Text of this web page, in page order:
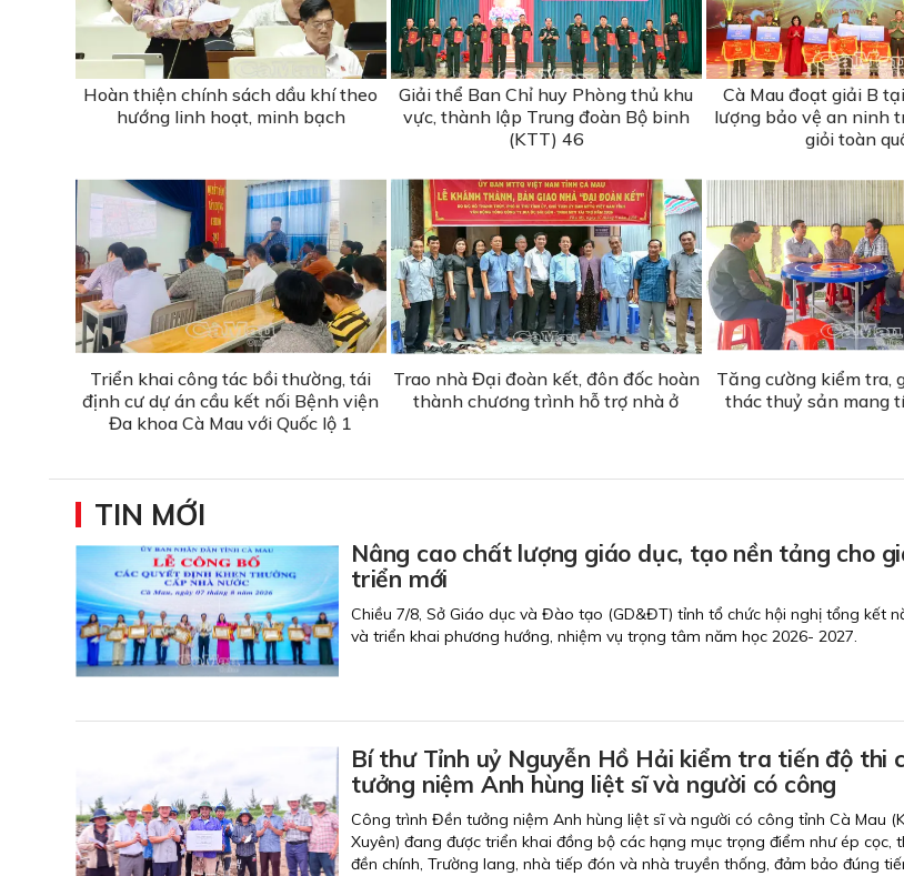
Hoàn thiện chính sách dầu khí theo
hướng linh hoạt, minh bạch
Giải thể Ban Chỉ huy Phòng thủ khu
vực, thành lập Trung đoàn Bộ binh
(KTT) 46
Cà Mau đoạt giải B
lượng bảo vệ an ninh
giỏi toàn
Triển khai công tác bồi thường, tái
định cư dự án cầu kết nối Bệnh viện
Đa khoa Cà Mau với Quốc lộ 1
Trao nhà Đại đoàn kết, đôn đốc hoàn
thành chương trình hỗ trợ nhà ở
Tăng cường kiểm tra,
thác thuỷ sản mang
TIN MỚI
Nâng cao chất lượng giáo dục, tạo nền tảng cho
triển mới
Chiều 7/8, Sở Giáo dục và Đào tạo (GD&ĐT) tỉnh tổ chức hội nghị tổng kết
và triển khai phương hướng, nhiệm vụ trọng tâm năm học 2026- 2027.
Bí thư Tỉnh uỷ Nguyễn Hồ Hải kiểm tra tiến độ thi
tưởng niệm Anh hùng liệt sĩ và người có công
Công trình Đền tưởng niệm Anh hùng liệt sĩ và người có công tỉnh Cà Mau
Xuyên) đang được triển khai đồng bộ các hạng mục trọng điểm như ép cọc,
đền chính, Trường lang, nhà tiếp đón và nhà truyền thống, đảm bảo đúng